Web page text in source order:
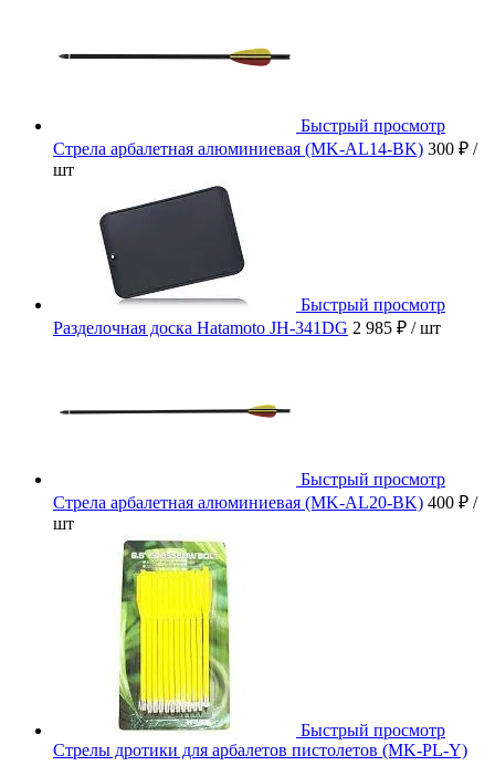
Быстрый просмотр
Стрела арбалетная алюминиевая (MK-AL14-BK) 300 ₽ /
шт
Быстрый просмотр
Разделочная доска Hatamoto JH-341DG 2 985 ₽ / шт
Быстрый просмотр
Стрела арбалетная алюминиевая (MK-AL20-BK) 400 ₽ /
шт
Быстрый просмотр
Стрелы дротики для арбалетов пистолетов (MK-PL-Y)